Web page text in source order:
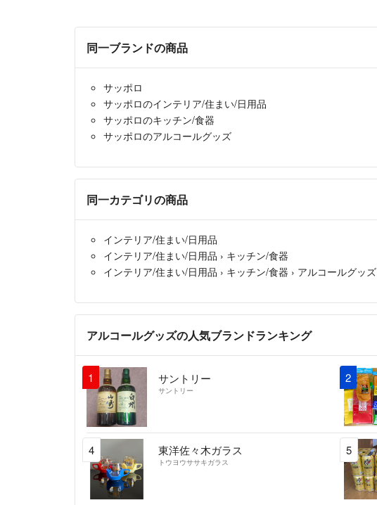
同一ブランドの商品
サッポロ
サッポロのインテリア/住まい/日用品
サッポロのキッチン/食器
サッポロのアルコールグッズ
同一カテゴリの商品
インテリア/住まい/日用品
インテリア/住まい/日用品 › キッチン/食器
インテリア/住まい/日用品 › キッチン/食器 › アルコールグッズ
アルコールグッズの人気ブランドランキング
1 サントリー
サントリー
2
4 東洋佐々木ガラス
トウヨウササキガラス
5